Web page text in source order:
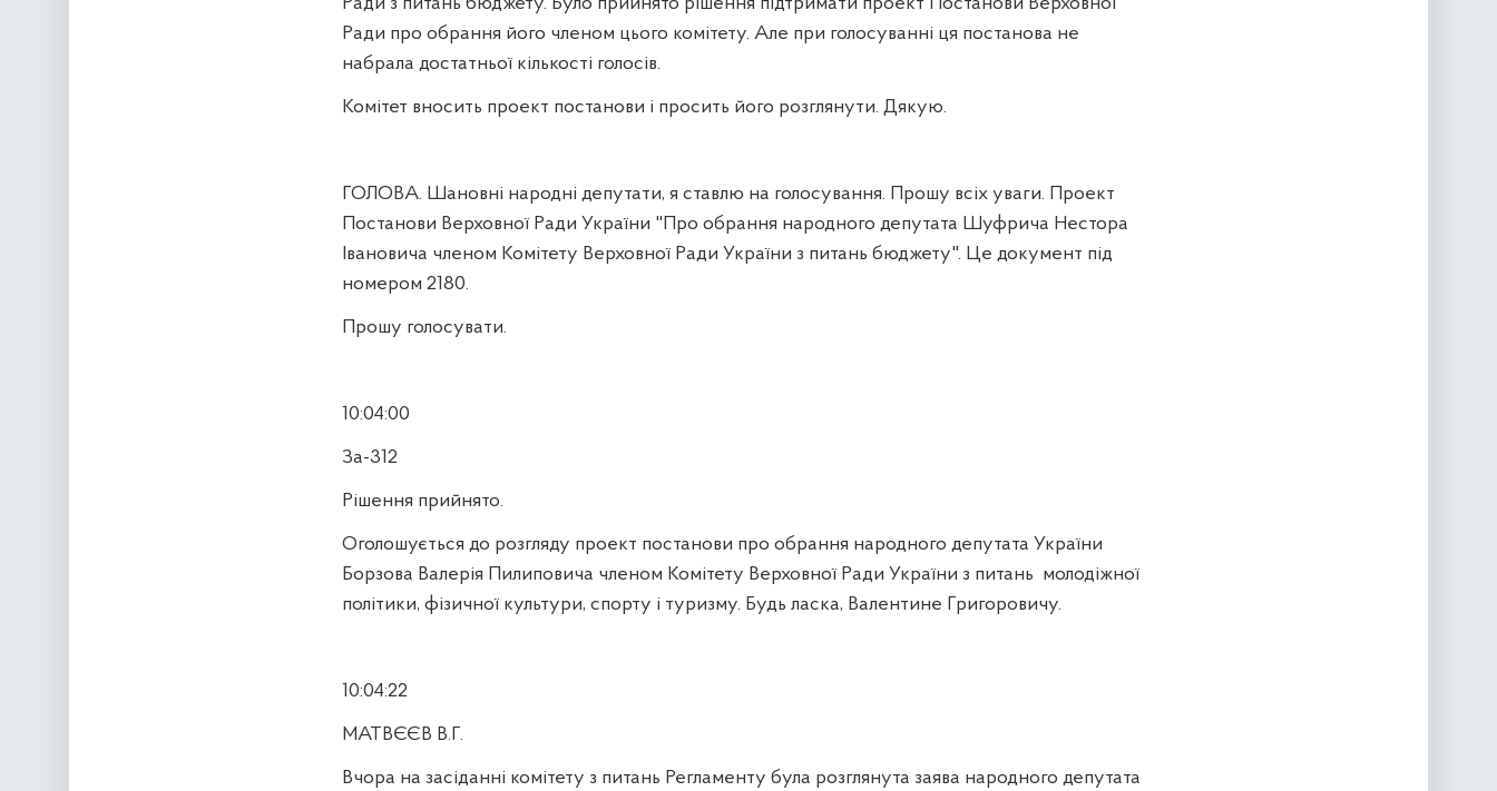
Ради про обрання його членом цього комітету. Але при голосуванні ця постанова не
набрала достатньої кількості голосів.
Комітет вносить проект постанови і просить його розглянути. Дякую.
ГОЛОВА. Шановні народні депутати, я ставлю на голосування. Прошу всіх уваги. Проект
Постанови Верховної Ради України "Про обрання народного депутата Шуфрича Нестора
Івановича членом Комітету Верховної Ради України з питань бюджету". Це документ під
номером 2180.
Прошу голосувати.
10:04:00
За-312
Рішення прийнято.
Оголошується до розгляду проект постанови про обрання народного депутата України
Борзова Валерія Пилиповича членом Комітету Верховної Ради України з питань молодіжної
політики, фізичної культури, спорту і туризму. Будь ласка, Валентине Григоровичу.
10:04:22
МАТВЄЄВ В.Г.
Вчора на засіданні комітету з питань Регламенту була розглянута заява народного депутата